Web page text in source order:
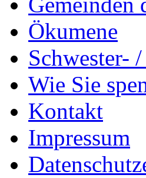
Ökumene
Schwester-
Wie Sie
Kontakt
Impressum